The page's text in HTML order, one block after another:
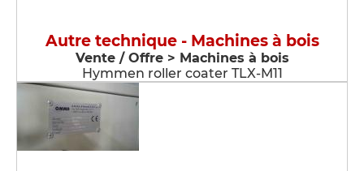
Autre technique - Machines à bois
Vente / Offre > Machines à bois
Hymmen roller coater TLX-M11